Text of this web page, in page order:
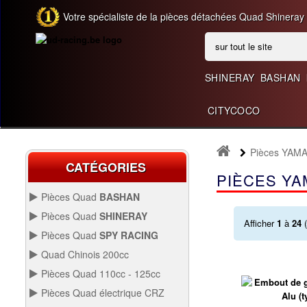
Votre spécialiste de la pièces détachées Quad
SHINERAY BASHAN
CITYCOCO
CATÉGORIES
Pièces Quad BASHAN
Pièces Quad SHINERAY
Pièces Quad SPY RACING
QUAD SPY250F3
Quad Chinois 200cc
200CC
Allumage Quad
Pièces Quad 110cc - 125cc
125CC
Pièces Quad électrique CRZ
Pièces
PIÈCES
Afficher1 à 24